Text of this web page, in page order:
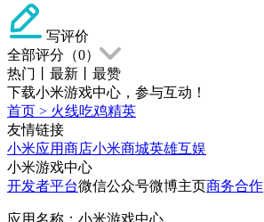
写评价
全部评分（0）
热门
最新
最赞
下载小米游戏中心，参与互动！
首页 > 火线吃鸡精英
友情链接
小米应用商店小米商城英雄互娱
小米游戏中心
开发者平台微信公众号微博主页商务合作
应用名称：小米游戏中心